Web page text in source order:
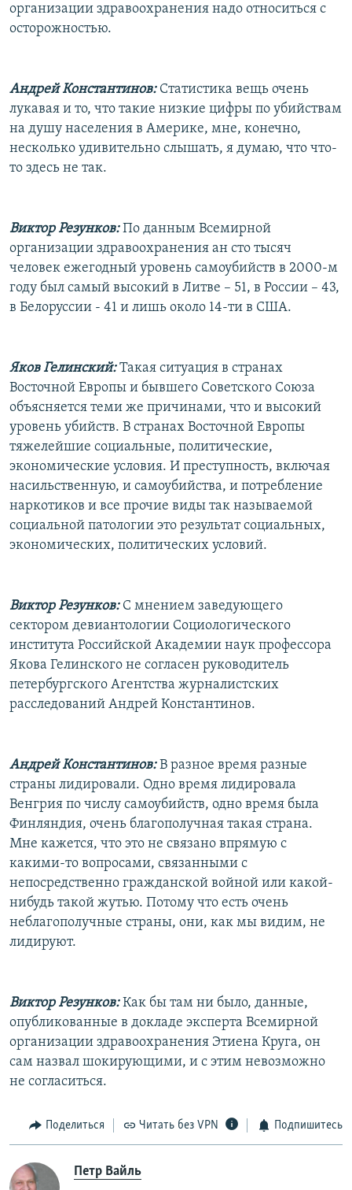
организации здравоохранения надо относиться с
осторожностью.
Андрей Константинов:Статистика вещь очень
лукавая и то, что такие низкие цифры по убийствам
на душу населения в Америке, мне, конечно,
несколько удивительно слышать, я думаю, что что-
то здесь не так.
Виктор Резунков:По данным Всемирной
организации здравоохранения ан сто тысяч
человек ежегодный уровень самоубийств в 2000-м
году был самый высокий в Литве – 51, в России – 43,
в Белоруссии - 41 и лишь около 14-ти в США.
Яков Гелинский:Такая ситуация в странах
Восточной Европы и бывшего Советского Союза
объясняется теми же причинами, что и высокий
уровень убийств. В странах Восточной Европы
тяжелейшие социальные, политические,
экономические условия. И преступность, включая
насильственную, и самоубийства, и потребление
наркотиков и все прочие виды так называемой
социальной патологии это результат социальных,
экономических, политических условий.
Виктор Резунков:С мнением заведующего
сектором девиантологии Социологического
института Российской Академии наук профессора
Якова Гелинского не согласен руководитель
петербургского Агентства журналистских
расследований Андрей Константинов.
Андрей Константинов:В разное время разные
страны лидировали. Одно время лидировала
Венгрия по числу самоубийств, одно время была
Финляндия, очень благополучная такая страна.
Мне кажется, что это не связано впрямую с
какими-то вопросами, связанными с
непосредственно гражданской войной или какой-
нибудь такой жутью. Потому что есть очень
неблагополучные страны, они, как мы видим, не
лидируют.
Виктор Резунков:Как бы там ни было, данные,
опубликованные в докладе эксперта Всемирной
организации здравоохранения Этиена Круга, он
сам назвал шокирующими, и с этим невозможно
не согласиться.
Поделиться Читать без VPN Подпишитесь
Петр Вайль